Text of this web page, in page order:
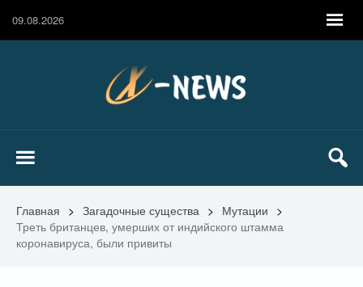
09.08.2026
Главная > Загадочные существа > Мутации >
Треть британцев, умерших от индийского штамма
коронавируса, были привиты